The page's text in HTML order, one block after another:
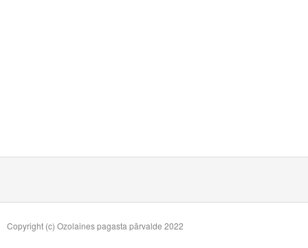
Copyright (c) Ozolaines pagasta pārvalde 2022